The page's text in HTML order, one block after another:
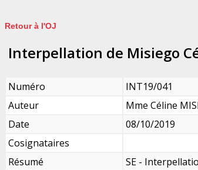
Retour à l'OJ
Interpellation de Misiego
Numéro
INT19/041
Auteur
Mme Céline
Date
08/10/2019
Cosignataires
Résumé
SE -